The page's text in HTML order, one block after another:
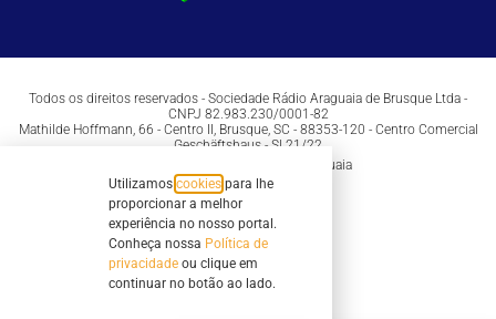
Todos os direitos reservados - Sociedade Rádio Araguaia de Brusque Ltda -
CNPJ 82.983.230/0001-82
Mathilde Hoffmann, 66 - Centro II, Brusque, SC - 88353-120 - Centro Comercial
Geschäftshaus - Sl 21/22
Copyright © 2026 | Rádio Araguaia
Utilizamos cookies para lhe
proporcionar a melhor
experiência no nosso portal.
Conheça nossa Política de
privacidade ou clique em
continuar no botão ao lado.